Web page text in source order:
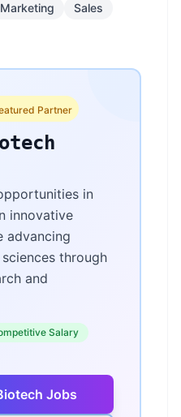
Marketing
Sales
Partner
in
innovative
advancing
through
and
Salary
Jobs